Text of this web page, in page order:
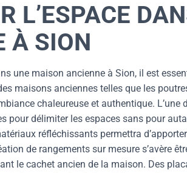
L’ESPACE
À SION
une maison ancienne à Sion, il est
maisons anciennes telles que les
chaleureuse et authentique.
pour délimiter les espaces sans pour
réfléchissants permettra
de rangements sur mesure s’avère
le cachet ancien de la maison. Des